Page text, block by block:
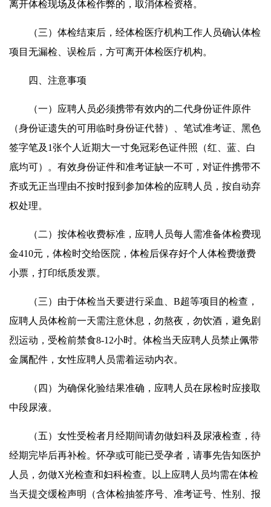
离开体检现场及体检作弊的，取消体检资格。
（三）体检结束后，经体检医疗机构工作人员确认体检
项目无漏检、误检后，方可离开体检医疗机构。
四、注意事项
（一）应聘人员必须携带有效内的二代身份证件原件
（身份证遗失的可用临时身份证代替）、笔试准考证、黑色
签字笔及1张个人近期大一寸免冠彩色证件照（红、蓝、白
底均可）。有效身份证件和准考证缺一不可，对证件携带不
齐或无正当理由不按时报到参加体检的应聘人员，按自动弃
权处理。
（二）按体检收费标准，应聘人员每人需准备体检费现
金410元，体检时交给医院，体检后保存好个人体检费缴费
小票，打印纸质发票。
（三）由于体检当天要进行采血、B超等项目的检查，
应聘人员体检前一天需注意休息，勿熬夜，勿饮酒，避免剧
烈运动，受检前禁食8-12小时。体检当天应聘人员禁止佩带
金属配件，女性应聘人员需着运动内衣。
（四）为确保化验结果准确，应聘人员在尿检时应接取
中段尿液。
（五）女性受检者月经期间请勿做妇科及尿液检查，待
经期完毕后再补检。怀孕或可能已受孕者，请事先告知医护
人员，勿做X光检查和妇科检查。以上应聘人员均需在体检
当天提交缓检声明（含体检抽签序号、准考证号、性别、报